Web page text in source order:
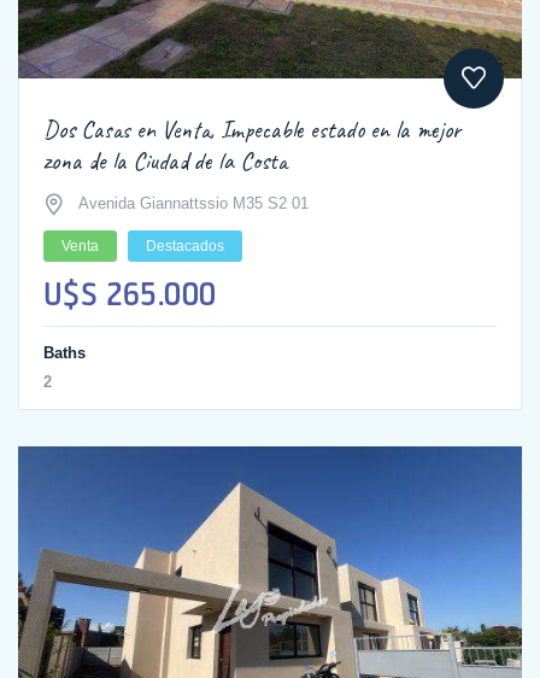
Dos Casas en Venta, Impecable estado en la mejor
zona de la Ciudad de la Costa
Avenida Giannattssio M35 S2 01
Venta Destacados
U$S 265.000
Baths
2